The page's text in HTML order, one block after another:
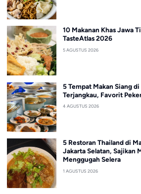
10 Makanan Khas Jawa
TasteAtlas 2026
5 AGUSTUS 2026
5 Tempat Makan Siang
Terjangkau, Favorit
4 AGUSTUS 2026
5 Restoran Thailand di
Jakarta Selatan, Sajikan
Menggugah Selera
1 AGUSTUS 2026